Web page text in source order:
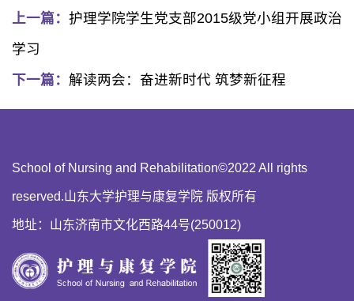
上一篇： 护理学院学生党支部2015级党小组开展政治
学习
下一篇： 解读两会：奋进新时代 筑梦新征程
School of Nursing and Rehabilitation©2022 All rights
reserved.山东大学护理与康复学院 版权所有
地址：山东济南市文化西路44号(250012)